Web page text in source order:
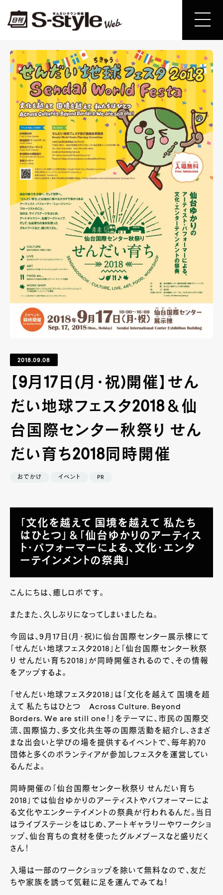
2018.09.08
【9月17日(月･祝)開催】せん
だい地球フェスタ2018＆仙
台国際センター秋祭り せん
だい育ち2018同時開催
おでかけ イベント PR
「文化を越えて 国境を越えて 私たち
はひとつ」＆「仙台ゆかりのアーティス
ト･パフォーマーによる、文化･エンタ
ーテインメントの祭典」
こんにちは、癒しロボです。
またまた、久しぶりになってしまいましたね。
今回は、9 月 17 日(月･祝)に仙台国際センター展示棟にて
「せんだい地球フェスタ2018
」と「仙台国際センター秋祭
り せんだい育ち2018
」が同時開催されるので、その情報
をアップするよ。
「せんだい地球フェスタ2018
」は「文化を越えて 国境を超
えて 私たちはひとつ Across Culture. Beyond
Borders. We are still one ！」をテーマに、市民の国際交
流、国際協力、多文化共生等の国際活動を紹介し、さまざ
まな出会いと学びの場を提供するイベントで、毎年約70
団体と多くのボランティアが参加しフェスタを運営してい
るんだよ。
同時開催の「仙台国際センター秋祭り せんだい育ち
2018
」では仙台ゆかりのアーティストやパフォーマーによ
る文化やエンターテイメントの祭典が行われるんだ。当日
はライブステージをはじめ、アートギャラリーやワークショ
ップ、仙台育ちの食材を使ったグルメブースなど盛りだく
さん！
入場は一部のワークショップを除いて無料なので、友だ
ちや家族を誘って気軽に足を運んでみてね！